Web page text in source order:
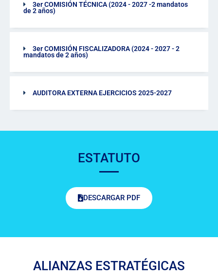
3er COMISIÓN TÉCNICA (2024 - 2027 -2 mandatos
de 2 años)
3er COMISIÓN FISCALIZADORA (2024 - 2027 - 2
mandatos de 2 años)
AUDITORA EXTERNA EJERCICIOS 2025-2027
ESTATUTO
DESCARGAR PDF
ALIANZAS ESTRATÉGICAS